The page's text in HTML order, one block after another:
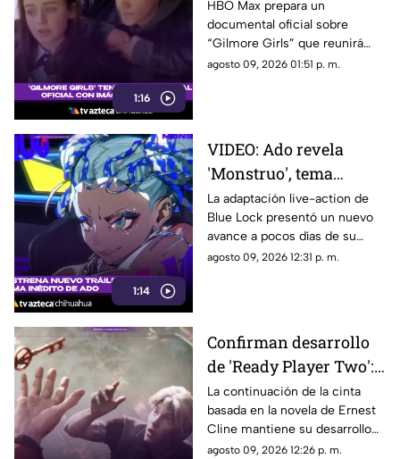
1:16
Girls' con material
inédito de la serie
HBO Max prepara un
documental oficial sobre
“Gilmore Girls” que reunirá
testimonios de sus
agosto 09, 2026 01:51 p. m.
1:14
VIDEO: Ado revela
'Monstruo', tema
principal de la película
live action de 'Blue
Lock'
La adaptación live-action de
Blue Lock presentó un nuevo
avance a pocos días de su
estreno en Japón.
agosto 09, 2026 12:31 p. m.
Confirman desarrollo
de 'Ready Player Two':
lo que se sabe de la
secuela de 'Ready
Player One'
La continuación de la cinta
basada en la novela de Ernest
Cline mantiene su desarrollo
con Zak Penn nuevamente
agosto 09, 2026 12:26 p. m.